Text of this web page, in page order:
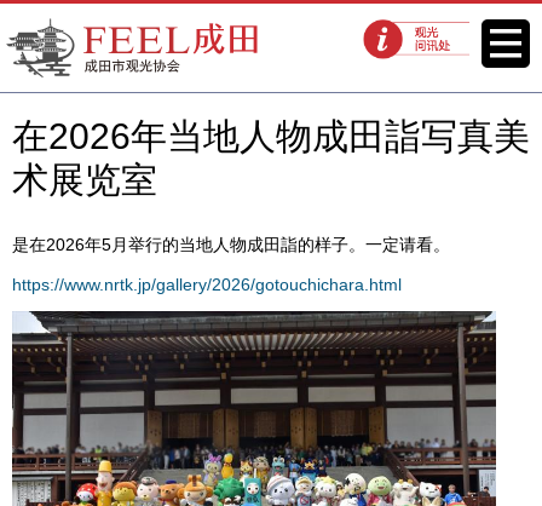
FEEL成田成田市观光协会官方网
站
观光问讯处 菜单
在2026年当地人物成田詣写真美
术展览室
是在2026年5月举行的当地人物成田詣的样子。一定请看。
https://www.nrtk.jp/gallery/2026/gotouchichara.html